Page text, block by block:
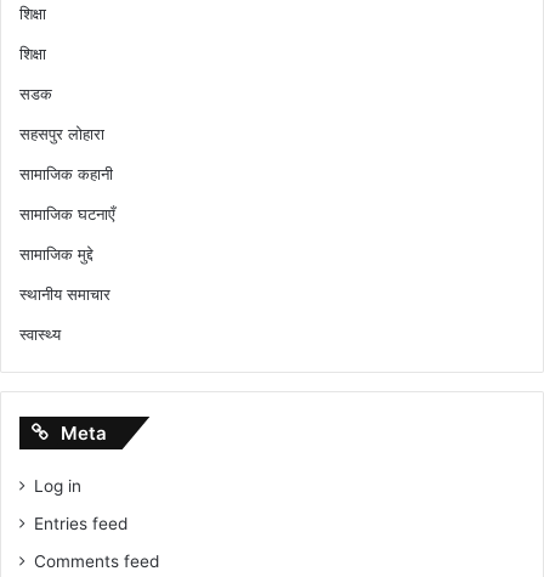
शिक्षा
शिक्षा
सडक
सहसपुर लोहारा
सामाजिक कहानी
सामाजिक घटनाएँ
सामाजिक मुद्दे
स्थानीय समाचार
स्वास्थ्य
Meta
Log in
Entries feed
Comments feed